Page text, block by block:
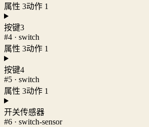
属性 3动作 1
按键3
#4 · switch
属性 3动作 1
按键4
#5 · switch
属性 3动作 1
开关传感器
#6 · switch-sensor